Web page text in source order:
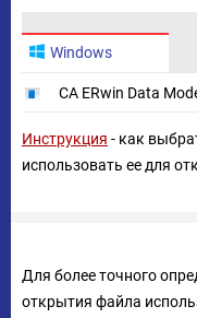
Windows
CA ERwin Data
Инструкция - как
использовать ее для
Для более точного
открытия файла